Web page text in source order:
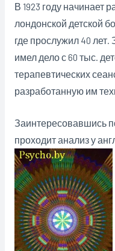
В 1923 году начинает
лондонской детской
где прослужил 40
имел дело с 60 тыс.
терапевтических
разработанную им
Заинтересовавшись
проходит анализ у